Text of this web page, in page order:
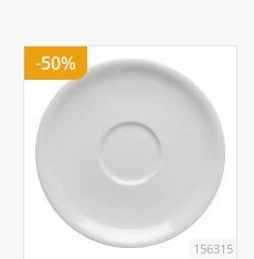
-50%
156315